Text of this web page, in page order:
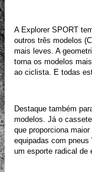
A Explorer SPORT
outros três modelos
mais leves. A
torna os modelos
ao ciclista. E todas
Destaque também
modelos. Já o
que proporciona
equipadas com
um esporte radical de